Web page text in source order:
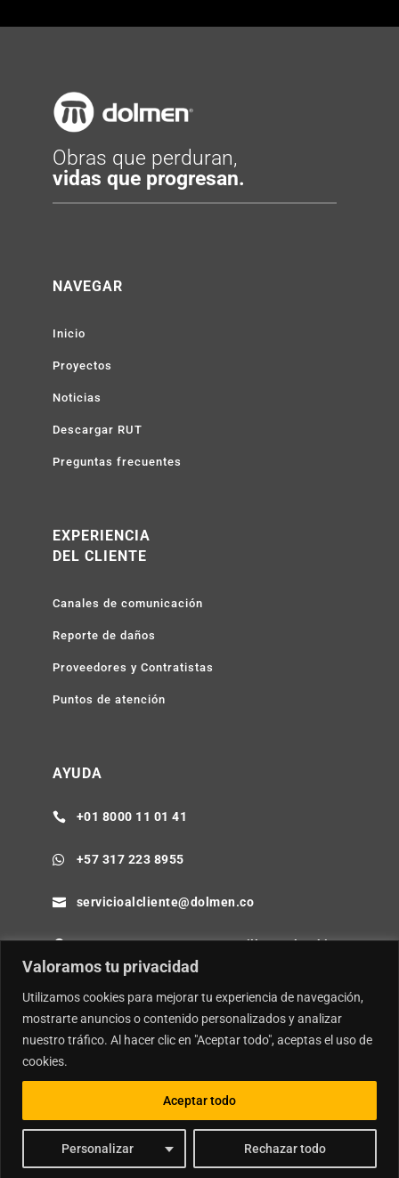
Valoramos tu privacidad
Utilizamos cookies para mejorar tu experiencia de navegación,
mostrarte anuncios o contenido personalizados y analizar
nuestro tráfico. Al hacer clic en "Aceptar todo", aceptas el uso de
cookies.
Personalizar Rechazar todo
Aceptar todo
Obras que perduran,
vidas que progresan.
NAVEGAR
Inicio
Proyectos
Noticias
Descargar RUT
Preguntas frecuentes
EXPERIENCIA
DEL CLIENTE
Canales de comunicación
Reporte de daños
Proveedores y Contratistas
Puntos de atención
AYUDA
 +01 8000 11 01 41
 +57 317 223 8955
 servicioalcliente@dolmen.co
 Cra 64B No. 85-80 Barranquilla - Colombia
© CopyrightDolmen SA.| Desarrollador porIdeamosweb.
Política de Seguridad de la Información e Inteligencia Artificial